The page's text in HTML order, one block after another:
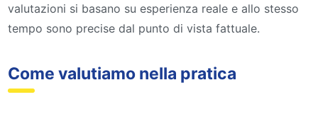
valutazioni si basano su esperienza reale e allo stesso
tempo sono precise dal punto di vista fattuale.
Come valutiamo nella pratica